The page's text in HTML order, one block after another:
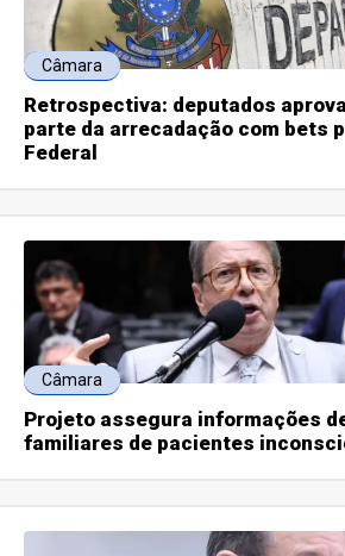
Câmara
Retrospectiva: deputados
parte da arrecadação com bets
Federal
Câmara
Projeto assegura informações
familiares de pacientes